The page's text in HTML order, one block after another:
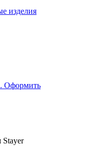
изделия
Оформить